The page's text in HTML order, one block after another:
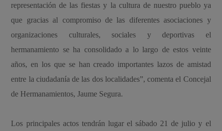
representación de las fiestas y la cultura de nuestro pueblo ya
que gracias al compromiso de las diferentes asociaciones y
organizaciones culturales, sociales y deportivas el
hermanamiento se ha consolidado a lo largo de estos veinte
años, en los que se han creado importantes lazos de amistad
entre la ciudadanía de las dos localidades”, comenta el Concejal
de Hermanamientos, Jaume Segura.
Los principales actos tendrán lugar el sábado 21 de julio y el